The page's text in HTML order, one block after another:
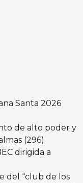
Santa 2026
de alto poder y
(296)
dirigida a
del “club de los